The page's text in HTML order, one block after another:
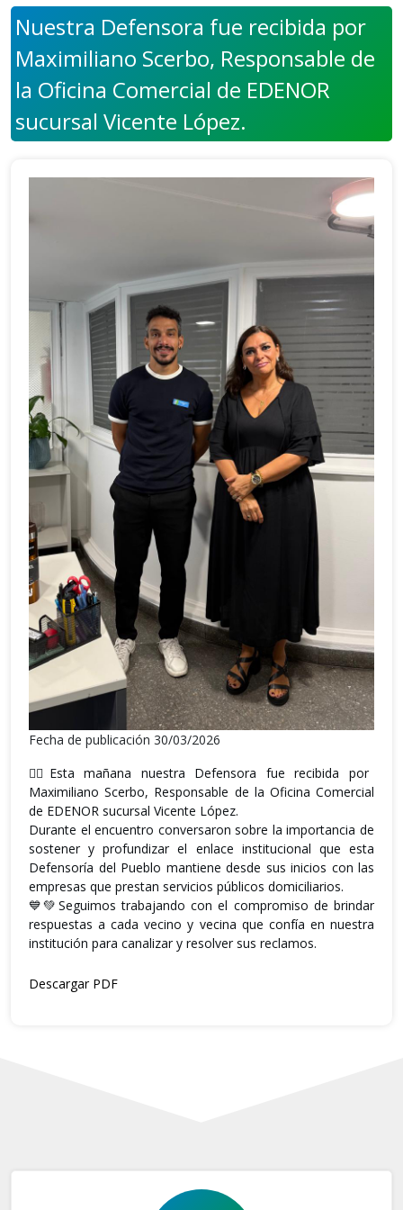
Nuestra Defensora fue recibida por
Maximiliano Scerbo, Responsable de
la Oficina Comercial de EDENOR
sucursal Vicente López.
Fecha de publicación 30/03/2026
👉🏼Esta mañana nuestra Defensora fue recibida por
Maximiliano Scerbo, Responsable de la Oficina Comercial
de EDENOR sucursal Vicente López.
Durante el encuentro conversaron sobre la importancia de
sostener y profundizar el enlace institucional que esta
Defensoría del Pueblo mantiene desde sus inicios con las
empresas que prestan servicios públicos domiciliarios.
💙💚Seguimos trabajando con el compromiso de brindar
respuestas a cada vecino y vecina que confía en nuestra
institución para canalizar y resolver sus reclamos.
Descargar PDF